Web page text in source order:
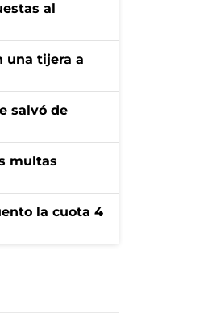
al
una tijera a
salvó de
multas
la cuota 4